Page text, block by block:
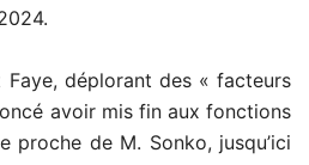
déplorant des « facteurs
avoir mis fin aux fonctions
proche de M. Sonko, jusqu’ici